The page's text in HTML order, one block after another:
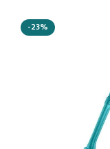
-23%